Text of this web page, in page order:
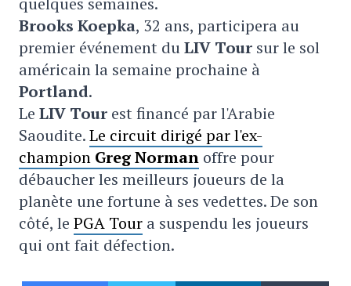
Brooks Koepka, 32 ans, participera au
premier événement duLIV Tour sur le sol
américain la semaine prochaine à
Portland.
Le LIV Tour est financé par l'Arabie
Saoudite.Le circuit dirigé par l'ex-
champion Greg Norman offre pour
débaucher les meilleurs joueurs de la
planète une fortune à ses vedettes. De son
côté, le PGA Tour a suspendu les joueurs
qui ont fait défection.